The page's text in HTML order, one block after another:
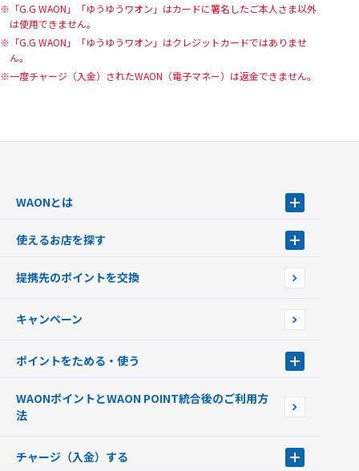
「G.G WAON」「ゆうゆうワオン」はカードに署名したご本人さま以外
は使用できません。
「G.G WAON」「ゆうゆうワオン」はクレジットカードではありませ
ん。
一度チャージ（入金）されたWAON（電子マネー）は返金できません。
WAONとは
WAONを申込む
インターネット上でのお買い物について（ネット決済）
使えるお店を探す
店舗検索
イオン銀行ATM設置場所
提携先のポイントを交換
キャンペーン
ポイントをためる・使う
ポイントの有効期限について
WAONポイントとWAON POINT統合後のご利用方
法
チャージ（入金）する